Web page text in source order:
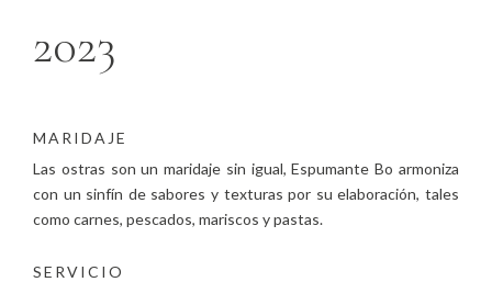
2023
MARIDAJE
Las ostras son un maridaje sin igual, Espumante Bo armoniza
con un sinfín de sabores y texturas por su elaboración, tales
como carnes, pescados, mariscos y pastas.
SERVICIO